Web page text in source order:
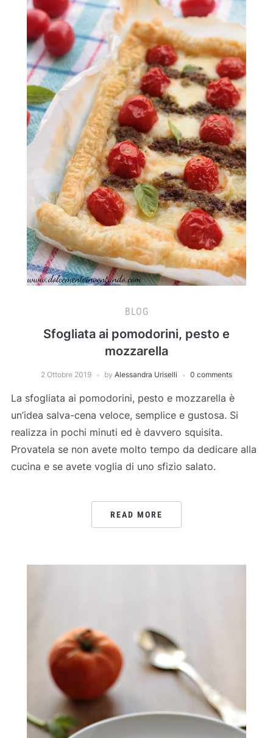
BLOG
Sfogliata ai pomodorini, pesto e
mozzarella
2 Ottobre 2019 by Alessandra Uriselli 0 comments
La sfogliata ai pomodorini, pesto e mozzarella è
un’idea salva-cena veloce, semplice e gustosa. Si
realizza in pochi minuti ed è davvero squisita.
Provatela se non avete molto tempo da dedicare alla
cucina e se avete voglia di uno sfizio salato.
READ MORE